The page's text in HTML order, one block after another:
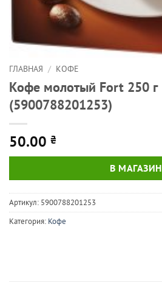
ГЛАВНАЯ / КОФЕ
Кофе молотый Fort 250 г
(5900788201253)
50.00 ₴
В МАГАЗИН
Артикул: 5900788201253
Категория: Кофе